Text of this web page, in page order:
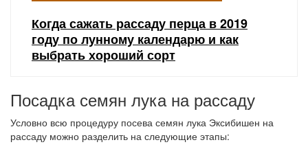
Когда сажать рассаду перца в 2019
году по лунному календарю и как
выбрать хороший сорт
Посадка семян лука на рассаду
Условно всю процедуру посева семян лука Эксибишен на
рассаду можно разделить на следующие этапы: